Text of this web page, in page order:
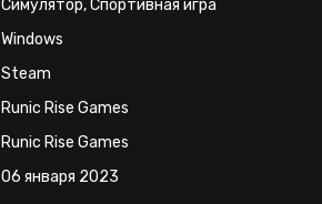
Симулятор, Спортивная игра
Windows
Steam
Runic Rise Games
Runic Rise Games
06 января 2023